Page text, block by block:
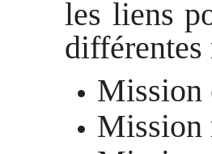
les liens
différentes
Mission
Mission